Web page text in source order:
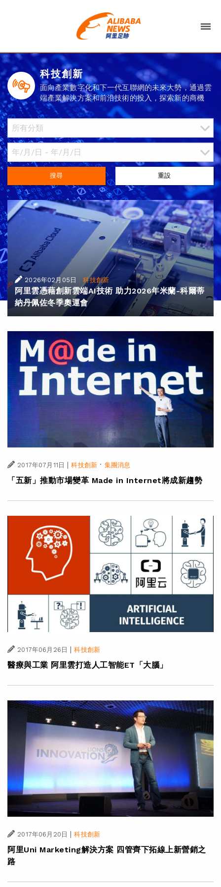
科技創新
面向產業數字化和下一代互聯網的未來大勢，通過雲
端產業解決方案和前沿技術的投入，探索新的商機
搜尋 重設
2026年02月05日 |科技創新
阿里雲憑藉創新雲端AI技術 助力2026年米蘭-科爾蒂
納丹佩佐冬季奧運會
2017年07月11日 | 科技創新 · 集團消息
「五新」推動市場變革 Made in Internet將成新趨勢
2017年06月26日 | 科技創新
醫療與工業 阿里雲打造人工智能ET「大腦」
2017年06月20日 | 科技創新
阿里Uni Marketing解決方案 四管齊下拓線上新營銷之
路